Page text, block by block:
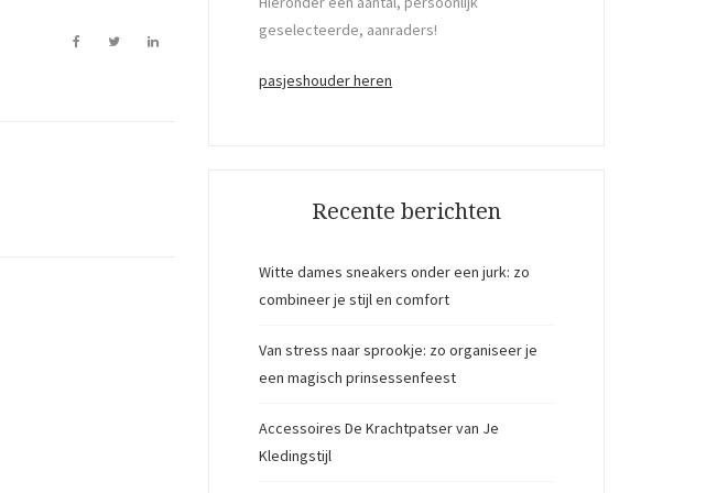
geselecteerde, aanraders!
pasjeshouder heren
Recente berichten
Witte dames sneakers onder een jurk: zo
combineer je stijl en comfort
Van stress naar sprookje: zo organiseer je
een magisch prinsessenfeest
Accessoires De Krachtpatser van Je
Kledingstijl